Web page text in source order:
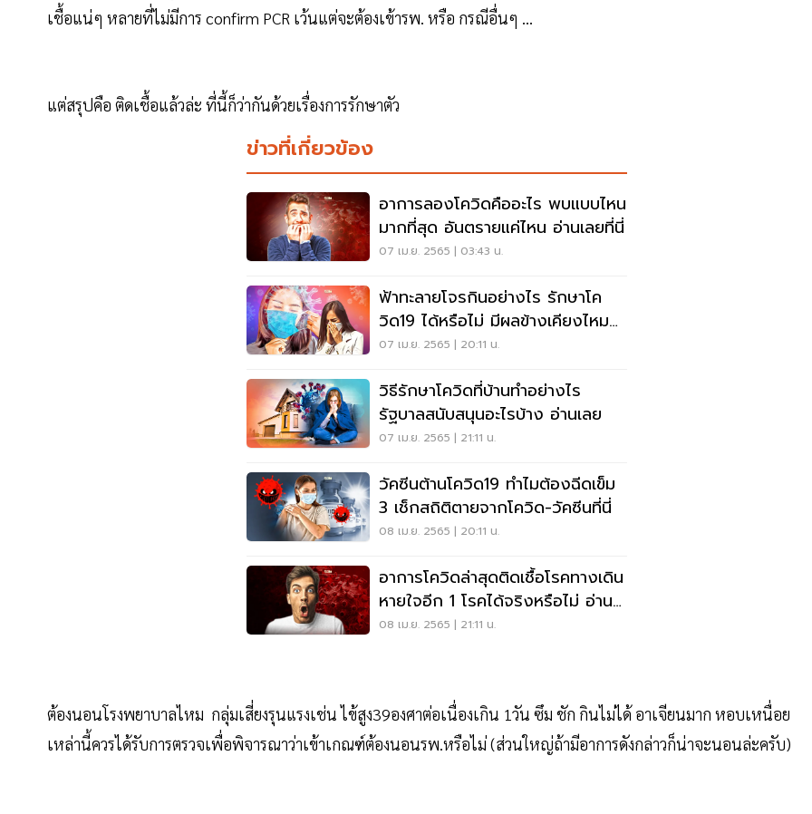
เชื้อแน่ๆ หลายที่ไม่มีการ confirm PCR เว้นแต่จะต้องเข้ารพ. หรือ กรณีอื่นๆ ...
แต่สรุปคือ ติดเชื้อแล้วล่ะ ที่นี้ก็ว่ากันด้วยเรื่องการรักษาตัว
ข่าวที่เกี่ยวข้อง
อาการลองโควิดคืออะไร พบแบบไหน
มากที่สุด อันตรายแค่ไหน อ่านเลยที่นี่
07 เม.ย. 2565 | 03:43 น.
ฟ้าทะลายโจรกินอย่างไร รักษาโค
วิด19 ได้หรือไม่ มีผลข้างเคียงไหม
อ่านเลย
07 เม.ย. 2565 | 20:11 น.
วิธีรักษาโควิดที่บ้านทำอย่างไร
รัฐบาลสนับสนุนอะไรบ้าง อ่านเลย
07 เม.ย. 2565 | 21:11 น.
วัคซีนต้านโควิด19 ทำไมต้องฉีดเข็ม
3 เช็กสถิติตายจากโควิด-วัคซีนที่นี่
08 เม.ย. 2565 | 20:11 น.
อาการโควิดล่าสุดติดเชื้อโรคทางเดิน
หายใจอีก 1 โรคได้จริงหรือไม่ อ่าน
เลย
08 เม.ย. 2565 | 21:11 น.
ต้องนอนโรงพยาบาลไหม กลุ่มเสี่ยงรุนแรงเช่น ไข้สูง39องศาต่อเนื่องเกิน 1วัน ซึม ชัก กินไม่ได้ อาเจียนมาก หอบเหนื่อย
เหล่านี้ควรได้รับการตรวจเพื่อพิจารณาว่าเข้าเกณฑ์ต้องนอนรพ.หรือไม่ (ส่วนใหญ่ถ้ามีอาการดังกล่าวก็น่าจะนอนล่ะครับ)